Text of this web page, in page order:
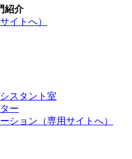
紹介
イトへ）
スタント室
ー
ション（専用サイトへ）